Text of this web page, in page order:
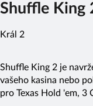
Shuffle King
Král 2
Shuffle King 2 je
vašeho kasina nebo
pro Texas Hold 'em, 3